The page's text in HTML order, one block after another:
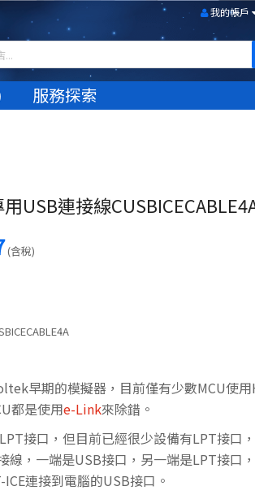
我的帳戶
服務探索
USB連接線
(含稅)
早期的模擬器，目前僅有少數MCU使
都是使用e-Link來除錯。
接口，但目前已經很少設備有LPT接口
線，一端是USB接口，另一端是LPT接口
連接到電腦的USB接口。